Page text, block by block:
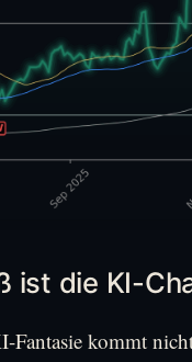
ist die KI-
Fantasie kommt